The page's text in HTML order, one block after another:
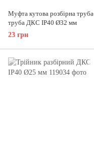
Муфта кутова розбірна
труба ДКС IP40 Ø32 мм
23 грн